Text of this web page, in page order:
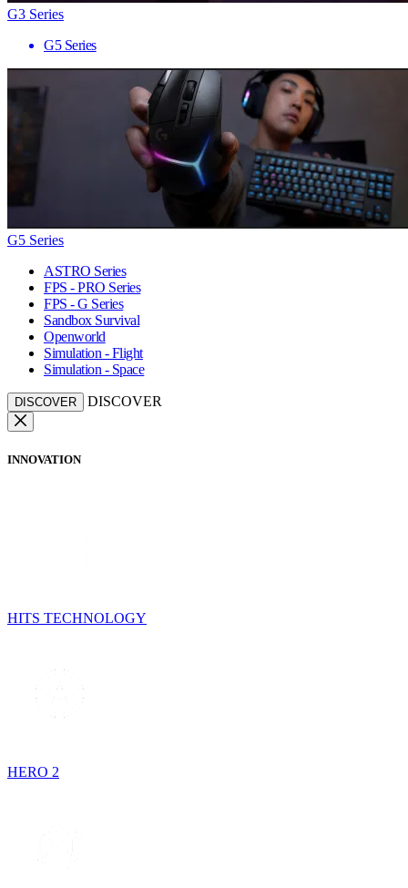
G3 Series
G5 Series
G5 Series
ASTRO Series
FPS - PRO Series
FPS - G Series
Sandbox Survival
Openworld
Simulation - Flight
Simulation - Space
DISCOVER DISCOVER
INNOVATION
HITS TECHNOLOGY
HERO 2